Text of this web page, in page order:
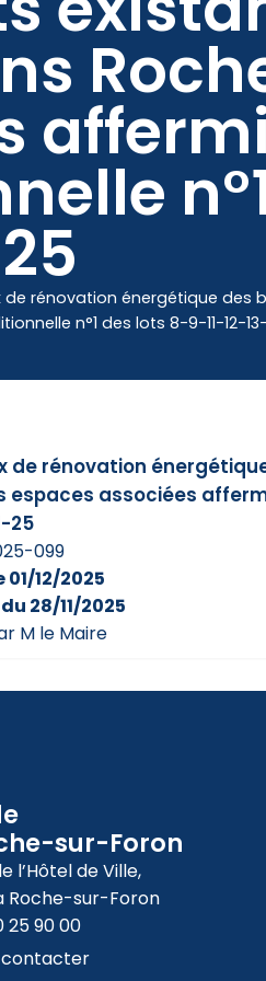
de rénovation énergétique des
n°1 des lots 8-9-11-12-13-
de rénovation
espaces associées
25
099
01/12/2025
28/11/2025
M le Maire
sur-Foron
l’Hôtel de Ville,
Roche-sur-Foron
25 90 00
contacter